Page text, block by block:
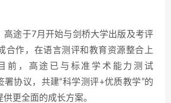
高途于7月开始与剑桥大学出版及考评
合作，在语言测评和教育资源整合上
前，高途已与标准学术能力测试
署协议，共建“科学测评+优质教学”的
更全面的成长方案。